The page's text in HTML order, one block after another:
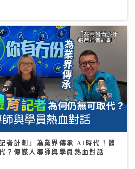
者計劃」為業界傳承 AI時代！體
？傳媒人導師與學員熱血對話